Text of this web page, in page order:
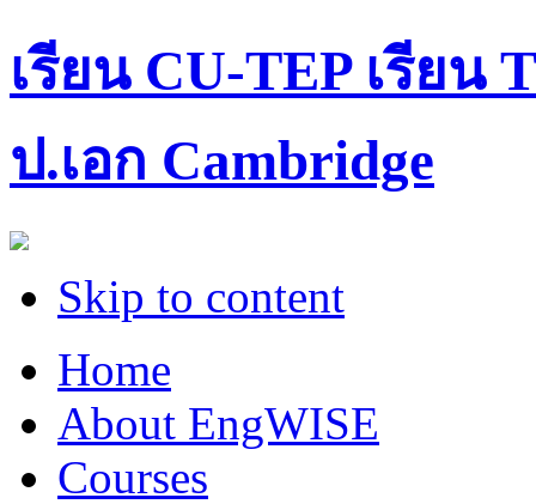
เรียน CU-TEP เรียน
ป.เอก Cambridge
Skip to content
Home
About EngWISE
Courses